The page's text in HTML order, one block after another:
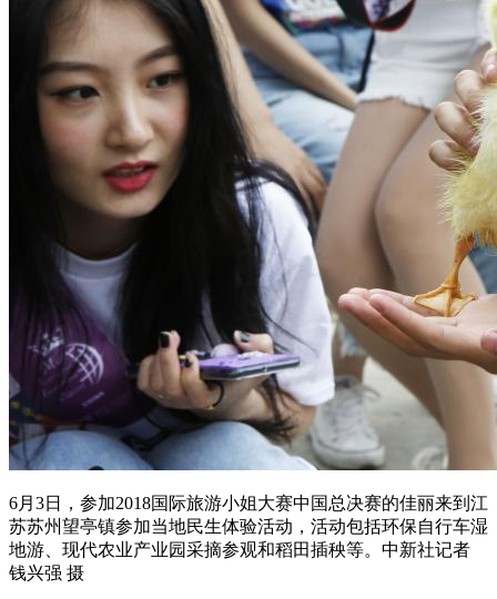
6月3日，参加2018国际旅游小姐大赛中国总决赛的佳丽来到江
苏苏州望亭镇参加当地民生体验活动，活动包括环保自行车湿
地游、现代农业产业园采摘参观和稻田插秧等。中新社记者
钱兴强 摄